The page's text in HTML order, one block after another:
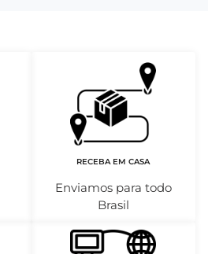
RECEBA EM CASA
Enviamos para todo
Brasil